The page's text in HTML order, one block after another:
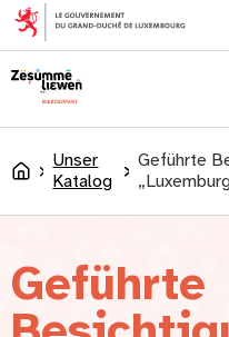
springen
Accueil
Unser
Katalog
Geführte
Geführte